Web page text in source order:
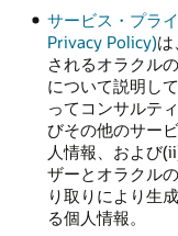
サービス・プラ
Privacy Policy)
されるオラクル
について説明し
ってコンサルテ
びその他のサー
人情報、および
ザーとオラクル
り取りにより生
る個人情報。